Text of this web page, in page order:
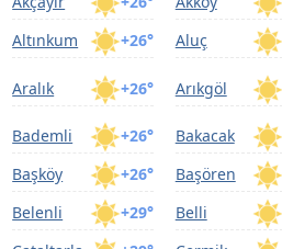
+26°
Altınkum Aluç
+26°
Aralık Arıkgöl
+26°
Bademli Bakacak
+26°
Başköy Başören
+29°
Belenli Belli